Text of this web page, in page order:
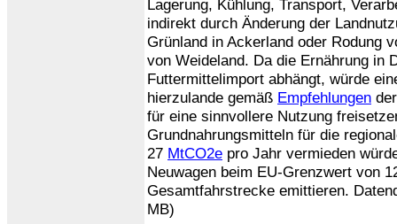
Lagerung, Kühlung, Transport,
indirekt durch Änderung der
Grünland in Ackerland oder Rodung
von Weideland. Da die Ernährung in
Futtermittelimport abhängt, würde
hierzulande gemäß Empfehlungen
für eine sinnvollere Nutzung
Grundnahrungsmitteln für die
27 MtCO2e pro Jahr vermieden
Neuwagen beim EU-Grenzwert von
Gesamtfahrstrecke emittieren.
MB)